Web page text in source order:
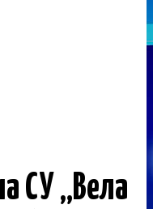
СУ „Вела